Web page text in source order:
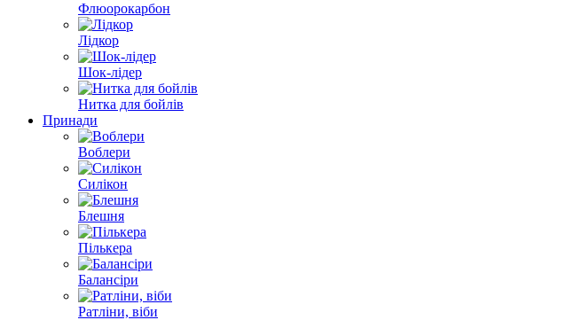
Флюорокарбон
Лідкор
Шок-лідер
Нитка для бойлів
Принади
Воблери
Силікон
Блешня
Пількера
Балансіри
Ратліни, віби